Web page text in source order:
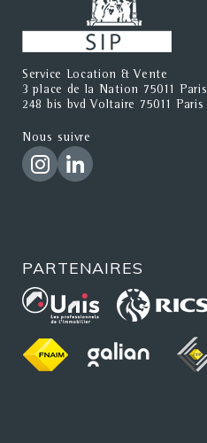
Service Location & Vente
3 place de la Nation 75011 Paris
248 bis bvd Voltaire 75011 Paris
Nous suivre
PARTENAIRES